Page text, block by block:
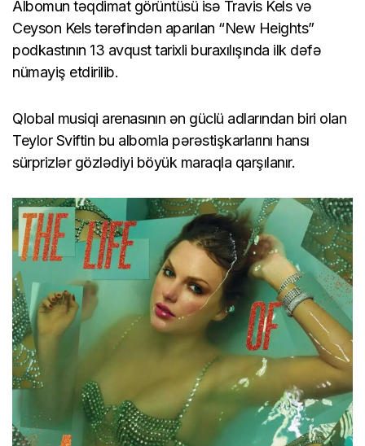
Albomun təqdimat görüntüsü isə Travis Kels və
Ceyson Kels tərəfindən aparılan “New Heights”
podkastının 13 avqust tarixli buraxılışında ilk dəfə
nümayiş etdirilib.
Qlobal musiqi arenasının ən güclü adlarından biri olan
Teylor Sviftin bu albomla pərəstişkarlarını hansı
sürprizlər gözlədiyi böyük maraqla qarşılanır.